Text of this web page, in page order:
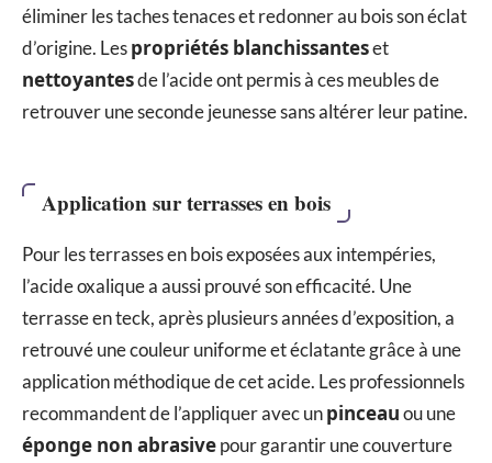
éliminer les taches tenaces et redonner au bois son éclat
d’origine. Lespropriétés blanchissanteset
nettoyantesde l’acide ont permis à ces meubles de
retrouver une seconde jeunesse sans altérer leur patine.
Application sur terrasses en bois
Pour les terrasses en bois exposées aux intempéries,
l’acide oxalique a aussi prouvé son efficacité. Une
terrasse en teck, après plusieurs années d’exposition, a
retrouvé une couleur uniforme et éclatante grâce à une
application méthodique de cet acide. Les professionnels
recommandent de l’appliquer avec unpinceauou une
éponge non abrasivepour garantir une couverture